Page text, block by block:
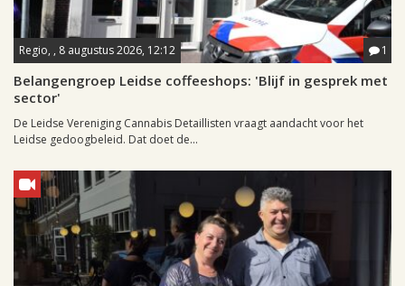
Regio, , 8 augustus 2026, 12:12 1
Belangengroep Leidse coffeeshops: 'Blijf in gesprek met
sector'
De Leidse Vereniging Cannabis Detaillisten vraagt aandacht voor het
Leidse gedoogbeleid. Dat doet de...